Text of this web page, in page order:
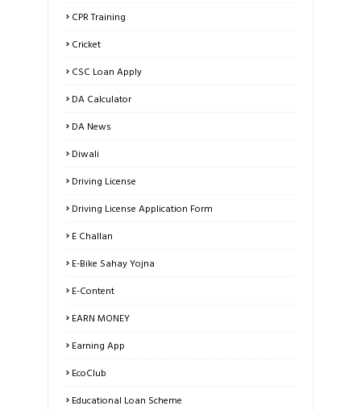
CPR Training
Cricket
CSC Loan Apply
DA Calculator
DA News
Diwali
Driving License
Driving License Application Form
E Challan
E-Bike Sahay Yojna
E-Content
EARN MONEY
Earning App
EcoClub
Educational Loan Scheme